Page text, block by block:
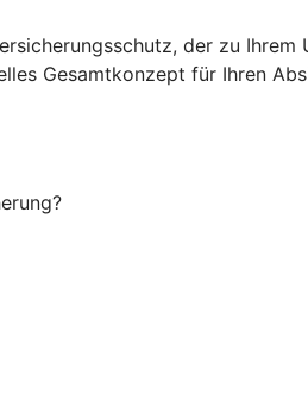
der zu
Gesamtkonzept für Ihren